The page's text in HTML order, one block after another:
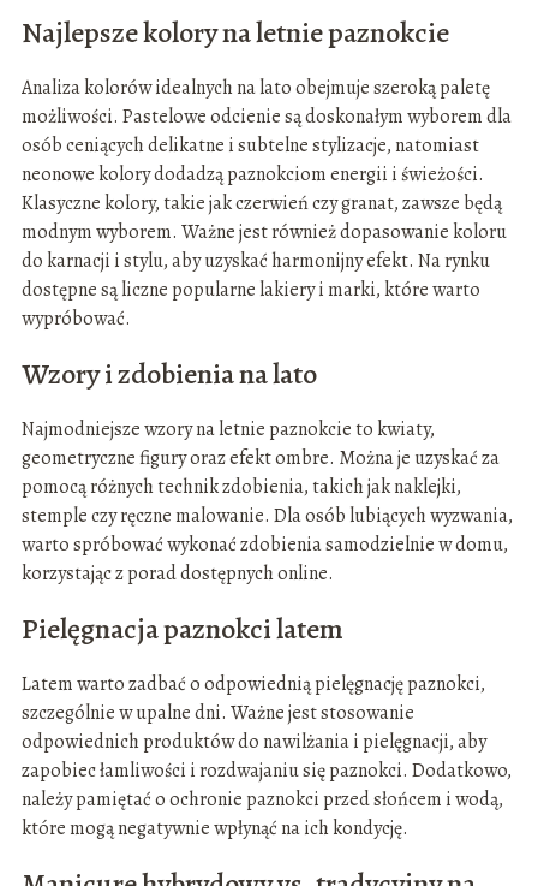
Najlepsze kolory na letnie paznokcie
Analiza kolorów idealnych na lato obejmuje szeroką paletę
możliwości. Pastelowe odcienie są doskonałym wyborem dla
osób ceniących delikatne i subtelne stylizacje, natomiast
neonowe kolory dodadzą paznokciom energii i świeżości.
Klasyczne kolory, takie jak czerwień czy granat, zawsze będą
modnym wyborem. Ważne jest również dopasowanie koloru
do karnacji i stylu, aby uzyskać harmonijny efekt. Na rynku
dostępne są liczne popularne lakiery i marki, które warto
wypróbować.
Wzory i zdobienia na lato
Najmodniejsze wzory na letnie paznokcie to kwiaty,
geometryczne figury oraz efekt ombre. Można je uzyskać za
pomocą różnych technik zdobienia, takich jak naklejki,
stemple czy ręczne malowanie. Dla osób lubiących wyzwania,
warto spróbować wykonać zdobienia samodzielnie w domu,
korzystając z porad dostępnych online.
Pielęgnacja paznokci latem
Latem warto zadbać o odpowiednią pielęgnację paznokci,
szczególnie w upalne dni. Ważne jest stosowanie
odpowiednich produktów do nawilżania i pielęgnacji, aby
zapobiec łamliwości i rozdwajaniu się paznokci. Dodatkowo,
należy pamiętać o ochronie paznokci przed słońcem i wodą,
które mogą negatywnie wpłynąć na ich kondycję.